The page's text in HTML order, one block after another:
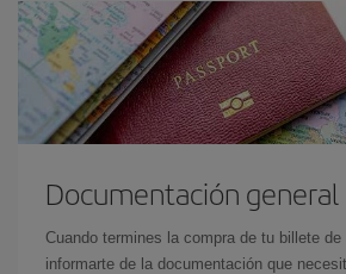
Documentación general
Cuando termines la compra de tu billete
informarte de la documentación que